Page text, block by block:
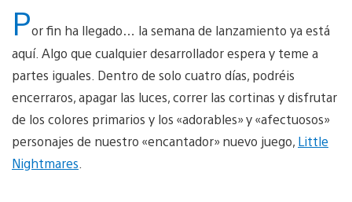
Por fin ha llegado… la semana de lanzamiento ya está
aquí. Algo que cualquier desarrollador espera y teme a
partes iguales. Dentro de solo cuatro días, podréis
encerraros, apagar las luces, correr las cortinas y disfrutar
de los colores primarios y los «adorables» y «afectuosos»
personajes de nuestro «encantador» nuevo juego, Little
Nightmares